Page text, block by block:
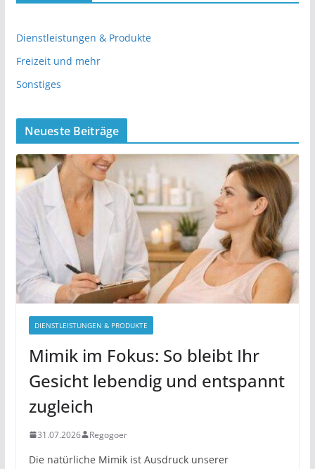
Dienstleistungen & Produkte
Freizeit und mehr
Sonstiges
Neueste Beiträge
DIENSTLEISTUNGEN & PRODUKTE
Mimik im Fokus: So bleibt Ihr
Gesicht lebendig und entspannt
zugleich
31.07.2026 Regogoer
Die natürliche Mimik ist Ausdruck unserer